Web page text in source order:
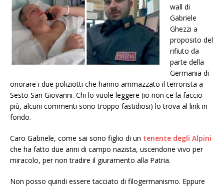
wall di
Gabriele
Ghezzi a
proposito del
rifiuto da
parte della
Germania di
onorare i due poliziotti che hanno ammazzato il terrorista a
Sesto San Giovanni. Chi lo vuole leggere (io non ce la faccio
più, alcuni commenti sono troppo fastidiosi) lo trova al link in
fondo.
Caro Gabriele, come sai sono figlio di un tenente degli Alpini
che ha fatto due anni di campo nazista, uscendone vivo per
miracolo, per non tradire il giuramento alla Patria.
Non posso quindi essere tacciato di filogermanismo. Eppure